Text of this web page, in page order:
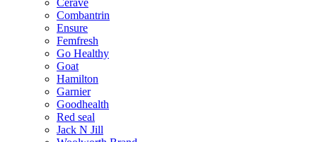
Combantrin
Ensure
Femfresh
Go Healthy
Goat
Hamilton
Garnier
Goodhealth
Red seal
Jack N Jill